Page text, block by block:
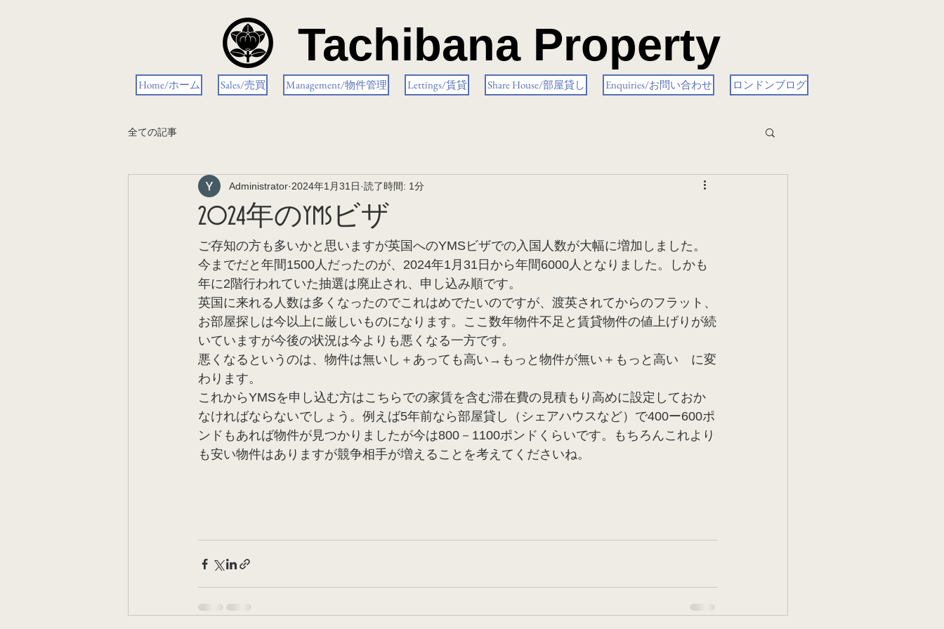
Tachibana Property
Home/ホーム Sales/売買 Management/物件管理 Lettings/賃貸 Share House/部屋貸し Enquiries/お問い合わせ ロンドンブログ
全ての記事
2024年のYMSビザ
Administrator 2024年1月31日 読了時間: 1分
ご存知の方も多いかと思いますが英国へのYMSビザでの入国人数が大幅に増加しました。
今までだと年間1500人だったのが、2024年1月31日から年間6000人となりました。しかも
年に2階行われていた抽選は廃止され、申し込み順です。
英国に来れる人数は多くなったのでこれはめでたいのですが、渡英されてからのフラット、
お部屋探しは今以上に厳しいものになります。ここ数年物件不足と賃貸物件の値上げりが続
いていますが今後の状況は今よりも悪くなる一方です。
悪くなるというのは、物件は無いし＋あっても高い→もっと物件が無い＋もっと高い　に変
わります。
これからYMSを申し込む方はこちらでの家賃を含む滞在費の見積もり高めに設定しておか
なければならないでしょう。例えば5年前なら部屋貸し（シェアハウスなど）で400ー600ポ
ンドもあれば物件が見つかりましたが今は800－1100ポンドくらいです。もちろんこれより
も安い物件はありますが競争相手が増えることを考えてくださいね。